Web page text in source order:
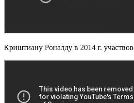
Криштиану Роналду в 2014 г.